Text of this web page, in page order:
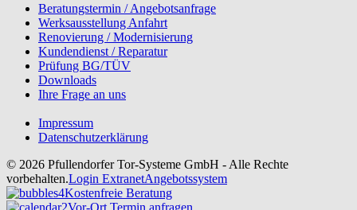
Beratungstermin / Angebotsanfrage
Werksausstellung Anfahrt
Renovierung / Modernisierung
Kundendienst / Reparatur
Prüfung BG/TÜV
Downloads
Ihre Frage an uns
Impressum
Datenschutzerklärung
© 2026 Pfullendorfer Tor-Systeme GmbH - Alle Rechte
vorbehalten.Login ExtranetAngebotssystem
Kostenfreie Beratung
Vor-Ort Termin anfragen